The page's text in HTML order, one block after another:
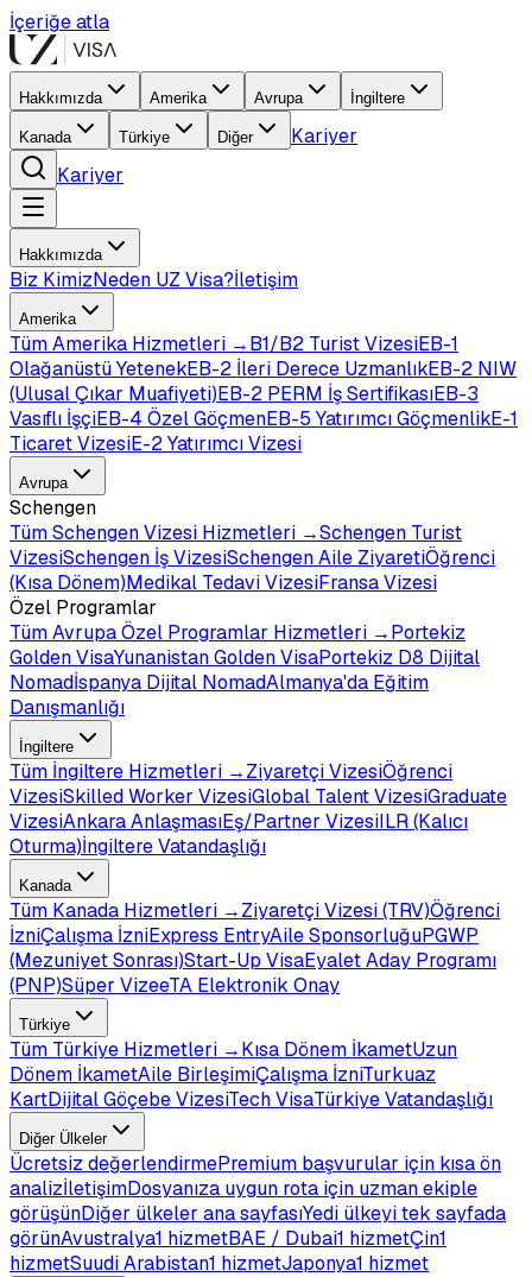
İçeriğe atla
Hakkımızda Amerika Avrupa İngiltere
Kanada Türkiye Diğer
Kariyer
Kariyer
Hakkımızda
Biz KimizNeden UZ Visa?İletişim
Amerika
TümAmerika Hizmetleri →B1/B2 Turist VizesiEB-1
Olağanüstü YetenekEB-2 İleri Derece UzmanlıkEB-2 NIW
(Ulusal Çıkar Muafiyeti)EB-2 PERM İş SertifikasıEB-3
Vasıflı İşçiEB-4 Özel GöçmenEB-5 Yatırımcı GöçmenlikE-1
Ticaret VizesiE-2 Yatırımcı Vizesi
Avrupa
Schengen
TümSchengen Vizesi Hizmetleri →Schengen Turist
VizesiSchengen İş VizesiSchengen Aile ZiyaretiÖğrenci
(Kısa Dönem)Medikal Tedavi VizesiFransa Vizesi
Özel Programlar
TümAvrupa Özel Programlar Hizmetleri →Portekiz
Golden VisaYunanistan Golden VisaPortekiz D8 Dijital
Nomadİspanya Dijital NomadAlmanya'da Eğitim
Danışmanlığı
İngiltere
Tüm İngiltere Hizmetleri →Ziyaretçi VizesiÖğrenci
VizesiSkilled Worker VizesiGlobal Talent VizesiGraduate
VizesiAnkara AnlaşmasıEş/Partner VizesiILR (Kalıcı
Oturma)İngiltere Vatandaşlığı
Kanada
Tüm Kanada Hizmetleri →Ziyaretçi Vizesi (TRV)Öğrenci
İzniÇalışma İzniExpress EntryAile SponsorluğuPGWP
(Mezuniyet Sonrası)Start-Up VisaEyalet Aday Programı
(PNP)Süper VizeeTA Elektronik Onay
Türkiye
Tüm Türkiye Hizmetleri →Kısa Dönem İkametUzun
Dönem İkametAile BirleşimiÇalışma İzniTurkuaz
KartDijital Göçebe VizesiTech VisaTürkiye Vatandaşlığı
Diğer Ülkeler
Ücretsiz değerlendirmePremium başvurular için kısa ön
analizİletişimDosyanıza uygun rota için uzman ekiple
görüşünDiğer ülkeler ana sayfasıYedi ülkeyi tek sayfada
görünAvustralya1 hizmetBAE / Dubai1 hizmetÇin1
hizmetSuudi Arabistan1 hizmetJaponya1 hizmet